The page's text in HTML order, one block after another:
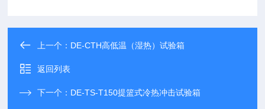
上一个： DE-CTH高低温（湿热）试验箱
返回列表
下一个： DE-TS-T150提篮式冷热冲击试验箱